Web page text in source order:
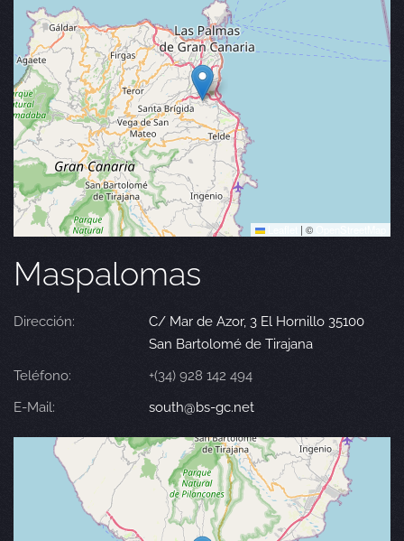
| ©
Maspalomas
Dirección:
C/ Mar de Azor, 3 El Hornillo 35100
San Bartolomé de Tirajana
Teléfono:
+(34) 928 142 494
E-Mail:
south@bs-gc.net